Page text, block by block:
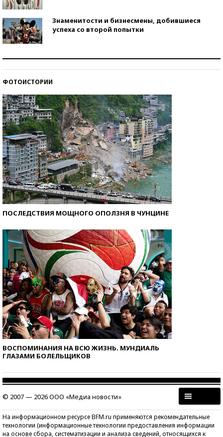
Знаменитости и бизнесмены, добившиеся
успеха со второй попытки
ФОТОИСТОРИИ
ПОСЛЕДСТВИЯ МОЩНОГО ОПОЛЗНЯ В ЧУНЦИНЕ
ВОСПОМИНАНИЯ НА ВСЮ ЖИЗНЬ. МУНДИАЛЬ
ГЛАЗАМИ БОЛЕЛЬЩИКОВ
© 2007 — 2026 ООО «Медиа новости»
На информационном ресурсе BFM.ru применяются рекомендательные
технологии (информационные технологии предоставления информации
на основе сбора, систематизации и анализа сведений, относящихся к